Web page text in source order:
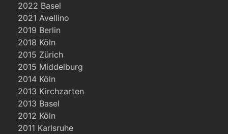
2022 Basel
2021 Avellino
2019 Berlin
2018 Köln
2015 Zürich
2015 Middelburg
2014 Köln
2013 Kirchzarten
2013 Basel
2012 Köln
2011 Karlsruhe